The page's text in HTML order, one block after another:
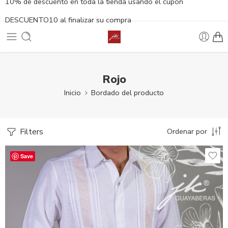
DESCUENTO10 al finalizar su compra
Rojo
Inicio Bordado del producto
Filters Ordenar por
Save